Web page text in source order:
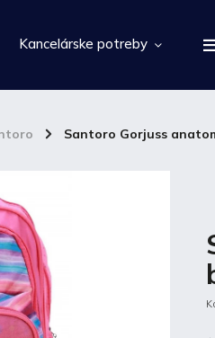
Kancelárske potreby
/ Santoro Gorjuss